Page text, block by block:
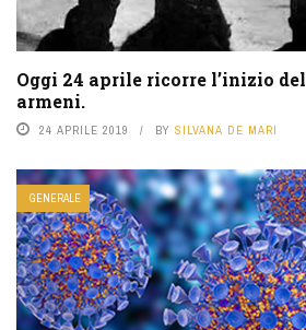
Oggi 24 aprile ricorre l’inizio
armeni.
24 APRILE 2019 BY SILVANA DE MARI
GENERALE